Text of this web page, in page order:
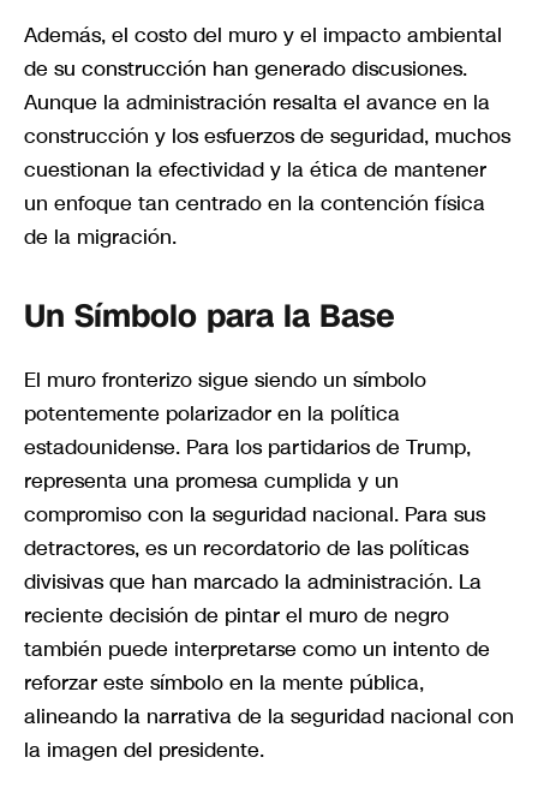
Además, el costo del muro y el impacto ambiental
de su construcción han generado discusiones.
Aunque la administración resalta el avance en la
construcción y los esfuerzos de seguridad, muchos
cuestionan la efectividad y la ética de mantener
un enfoque tan centrado en la contención física
de la migración.
Un Símbolo para la Base
El muro fronterizo sigue siendo un símbolo
potentemente polarizador en la política
estadounidense. Para los partidarios de Trump,
representa una promesa cumplida y un
compromiso con la seguridad nacional. Para sus
detractores, es un recordatorio de las políticas
divisivas que han marcado la administración. La
reciente decisión de pintar el muro de negro
también puede interpretarse como un intento de
reforzar este símbolo en la mente pública,
alineando la narrativa de la seguridad nacional con
la imagen del presidente.